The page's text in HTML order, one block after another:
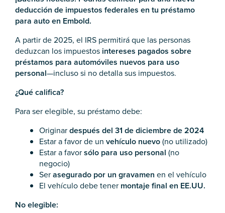
deducción de impuestos federales en tu préstamo
para auto en Embold.
A partir de 2025, el IRS permitirá que las personas
deduzcan los impuestos intereses pagados sobre
préstamos para automóviles nuevos para uso
personal—incluso si no detalla sus impuestos.
¿Qué califica?
Para ser elegible, su préstamo debe:
Originardespués del 31 de diciembre de 2024
Estar a favor de un vehículo nuevo(no utilizado)
Estar a favorsólo para uso personal (no
negocio)
Serasegurado por un gravamen en el vehículo
El vehículo debe tener montaje final en EE.UU.
No elegible: